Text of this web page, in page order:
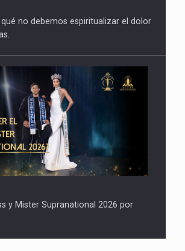
qué no debemos espiritualizar el dolor
y Mister Supranational 2026 por